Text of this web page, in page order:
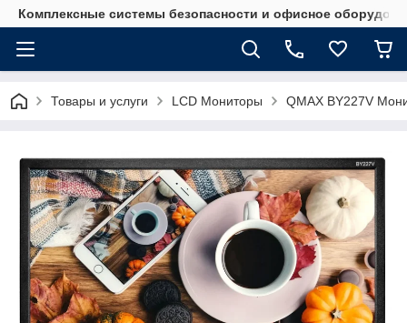
Комплексные системы безопасности и офисное
Товары и услуги LCD Мониторы QMAX BY227V